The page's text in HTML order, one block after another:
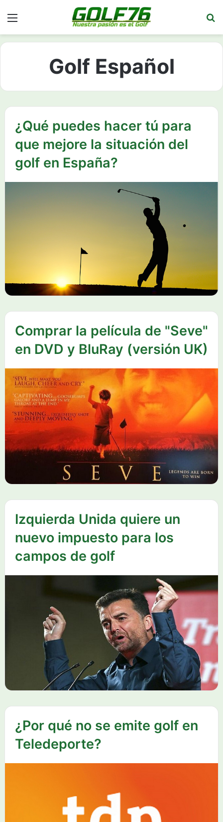
Golf Español
¿Qué puedes hacer tú para
que mejore la situación del
golf en España?
Comprar la película de "Seve"
en DVD y BluRay (versión UK)
Izquierda Unida quiere un
nuevo impuesto para los
campos de golf
¿Por qué no se emite golf en
Teledeporte?